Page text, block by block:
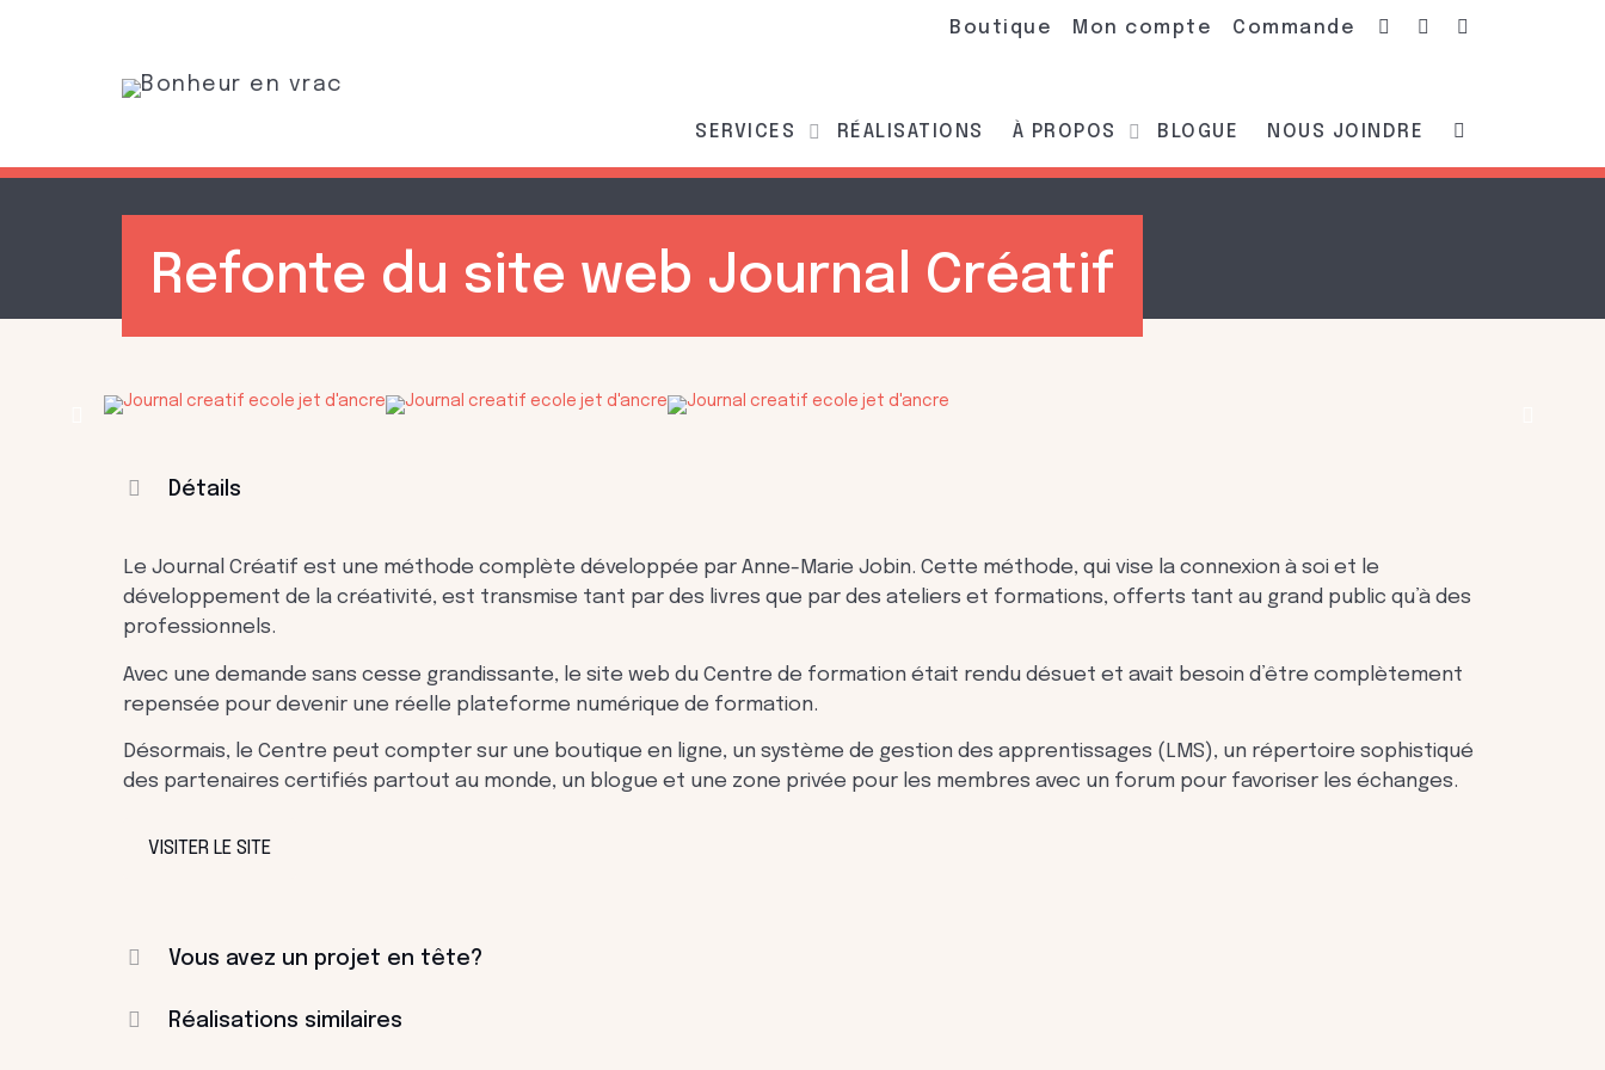
Boutique Mon compte Commande
SERVICES RÉALISATIONS À PROPOS BLOGUE NOUS JOINDRE
Refonte du site web Journal Créatif
Détails
Le Journal Créatif est une méthode complète développée par Anne-Marie Jobin. Cette méthode, qui vise la connexion à soi et le
développement de la créativité, est transmise tant par des livres que par des ateliers et formations, offerts tant au grand public qu’à des
professionnels.
Avec une demande sans cesse grandissante, le site web du Centre de formation était rendu désuet et avait besoin d’être complètement
repensée pour devenir une réelle plateforme numérique de formation.
Désormais, le Centre peut compter sur une boutique en ligne, un système de gestion des apprentissages (LMS), un répertoire sophistiqué
des partenaires certifiés partout au monde, un blogue et une zone privée pour les membres avec un forum pour favoriser les échanges.
VISITER LE SITE
Vous avez un projet en tête?
Réalisations similaires